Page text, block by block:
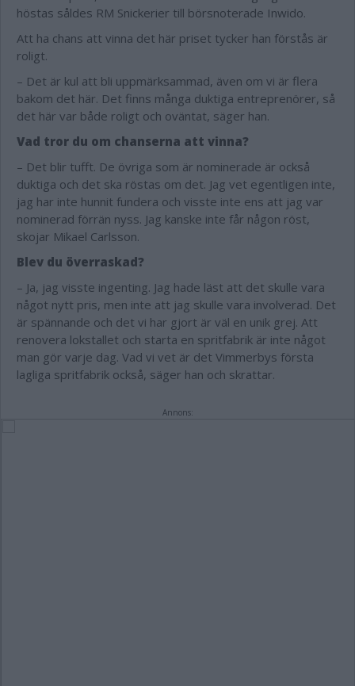
höstas såldes RM Snickerier till börsnoterade Inwido.
Att ha chans att vinna det här priset tycker han förstås är
roligt.
– Det är kul att bli uppmärksammad, även om vi är flera
bakom det här. Det finns många duktiga entreprenörer, så
det här var både roligt och oväntat, säger han.
Vad tror du om chanserna att vinna?
– Det blir tufft. De övriga som är nominerade är också
duktiga och det ska röstas om det. Jag vet egentligen inte,
jag har inte hunnit fundera och visste inte ens att jag var
nominerad förrän nyss. Jag kanske inte får någon röst,
skojar Mikael Carlsson.
Blev du överraskad?
– Ja, jag visste ingenting. Jag hade läst att det skulle vara
något nytt pris, men inte att jag skulle vara involverad. Det
är spännande och det vi har gjort är väl en unik grej. Att
renovera lokstallet och starta en spritfabrik är inte något
man gör varje dag. Vad vi vet är det Vimmerbys första
lagliga spritfabrik också, säger han och skrattar.
Annons: